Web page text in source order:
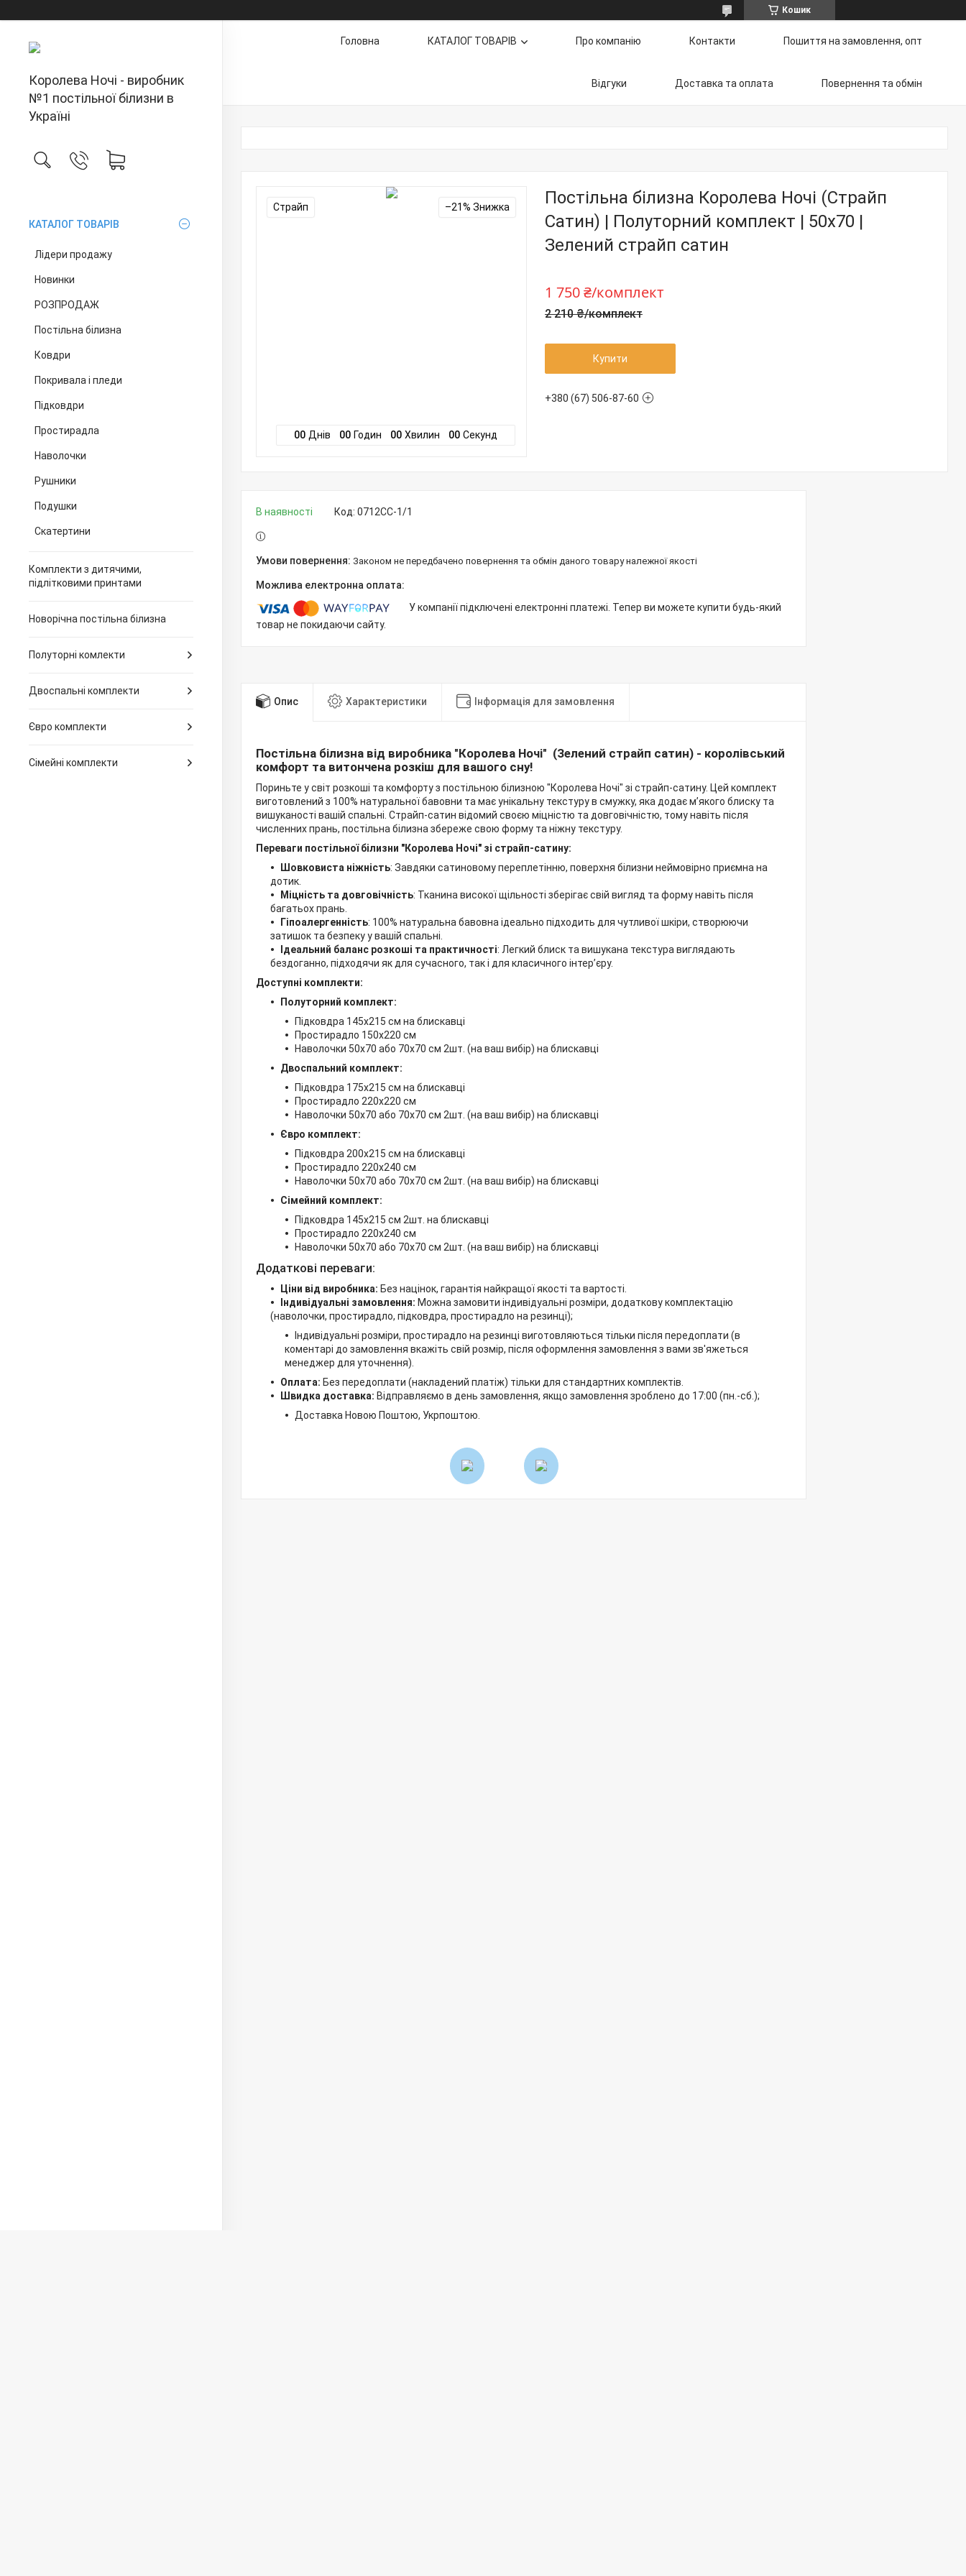
Кошик
Королева Ночі - виробник
№1 постільної білизни в
Україні
КАТАЛОГ ТОВАРІВ
Лідери продажу
Новинки
РОЗПРОДАЖ
Постільна білизна
Ковдри
Покривала і пледи
Підковдри
Простирадла
Наволочки
Рушники
Подушки
Скатертини
Комплекти з дитячими,
підлітковими принтами
Новорічна постільна білизна
Полуторні комлекти
Двоспальні комплекти
Євро комплекти
Сімейні комплекти
Головна КАТАЛОГ ТОВАРІВ Про компанію Контакти Пошиття на замовлення, опт
Відгуки Доставка та оплата Повернення та обмін
Страйп –21%
00 Днів 00 Годин 00 Хвилин 00 Секунд
Постільна білизна Королева Ночі (Страйп
Сатин) | Полуторний комплект | 50х70 |
Зелений страйп сатин
2 210 ₴/комплект
1 750 ₴/комплект
Купити
+380 (67) 506-87-60
В наявності Код: 0712СС-1/1
Законом не передбачено повернення та обмін даного товару належної якості
У компанії підключені електронні платежі. Тепер ви можете купити будь-який
товар не покидаючи сайту.
Опис Характеристики Інформація для замовлення
Постільна білизна від виробника "Королева Ночі" (Зелений страйп сатин) - королівський
комфорт та витончена розкіш для вашого сну!
Пориньте у світ розкоші та комфорту з постільною білизною "Королева Ночі" зі страйп-сатину. Цей комплект
виготовлений з 100% натуральної бавовни та має унікальну текстуру в смужку, яка додає м’якого блиску та
вишуканості вашій спальні. Страйп-сатин відомий своєю міцністю та довговічністю, тому навіть після
численних прань, постільна білизна збереже свою форму та ніжну текстуру.
Переваги постільної білизни "Королева Ночі" зі страйп-сатину:
Шовковиста ніжність: Завдяки сатиновому переплетінню, поверхня білизни неймовірно приємна на
дотик.
Міцність та довговічність: Тканина високої щільності зберігає свій вигляд та форму навіть після
багатьох прань.
Гіпоалергенність: 100% натуральна бавовна ідеально підходить для чутливої шкіри, створюючи
затишок та безпеку у вашій спальні.
Ідеальний баланс розкоші та практичності: Легкий блиск та вишукана текстура виглядають
бездоганно, підходячи як для сучасного, так і для класичного інтер’єру.
Доступні комплекти:
Полуторний комплект:
Підковдра 145х215 см на блискавці
Простирадло 150х220 см
Наволочки 50х70 або 70х70 см 2шт. (на ваш вибір) на блискавці
Двоспальний комплект:
Підковдра 175х215 см на блискавці
Простирадло 220х220 см
Наволочки 50х70 або 70х70 см 2шт. (на ваш вибір) на блискавці
Євро комплект:
Підковдра 200х215 см на блискавці
Простирадло 220х240 см
Наволочки 50х70 або 70х70 см 2шт. (на ваш вибір) на блискавці
Сімейний комплект:
Підковдра 145х215 см 2шт. на блискавці
Простирадло 220х240 см
Наволочки 50х70 або 70х70 см 2шт. (на ваш вибір) на блискавці
Додаткові переваги:
Ціни від виробника: Без націнок, гарантія найкращої якості та вартості.
Індивідуальні замовлення: Можна замовити індивідуальні розміри, додаткову комплектацію
(наволочки, простирадло, підковдра, простирадло на резинці);
Індивідуальні розміри, простирадло на резинці виготовляються тільки після передоплати (в
коментарі до замовлення вкажіть свій розмір, після оформлення замовлення з вами зв'яжеться
менеджер для уточнення).
Оплата: Без передоплати (накладений платіж) тільки для стандартних комплектів.
Швидка доставка: Відправляємо в день замовлення, якщо замовлення зроблено до 17:00 (пн.-сб.);
Доставка Новою Поштою, Укрпоштою.